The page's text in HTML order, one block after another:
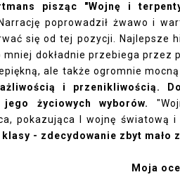
pisząc "Wojnę i
Narrację poprowadził żwawo i
się od tej pozycji. Najlepsze
mniej dokładnie przebiega przez
ale także ogromnie mocną
i przenikliwością.
życiowych wyborów.
pokazująca I wojnę światową
- zdecydowanie zbyt mało
Moja